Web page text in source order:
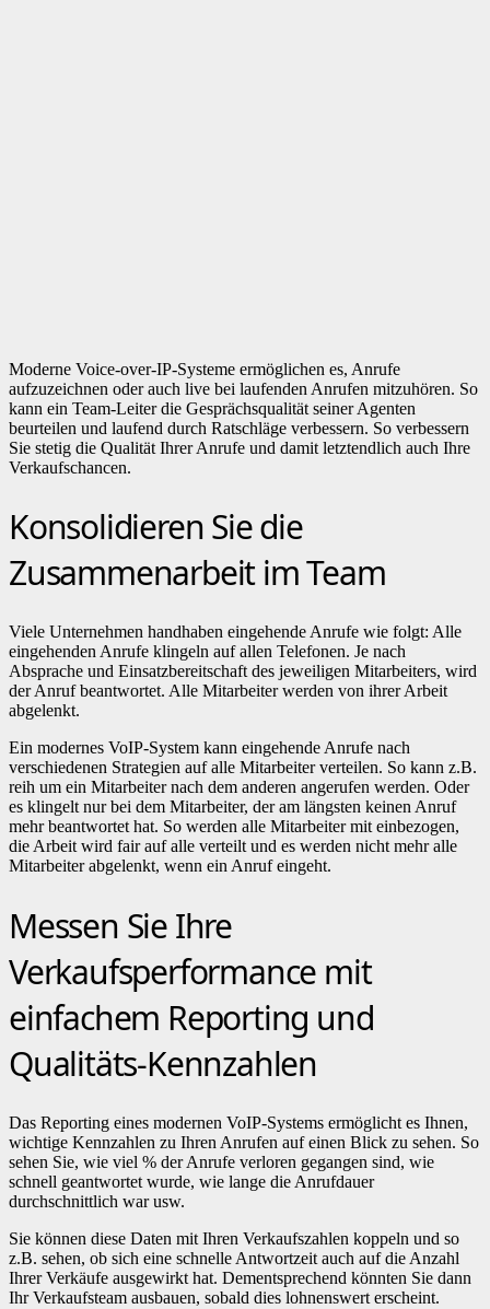
Moderne Voice-over-IP-Systeme ermöglichen es, Anrufe
aufzuzeichnen oder auch live bei laufenden Anrufen mitzuhören. So
kann ein Team-Leiter die Gesprächsqualität seiner Agenten
beurteilen und laufend durch Ratschläge verbessern. So verbessern
Sie stetig die Qualität Ihrer Anrufe und damit letztendlich auch Ihre
Verkaufschancen.
Konsolidieren Sie die
Zusammenarbeit im Team
Viele Unternehmen handhaben eingehende Anrufe wie folgt: Alle
eingehenden Anrufe klingeln auf allen Telefonen. Je nach
Absprache und Einsatzbereitschaft des jeweiligen Mitarbeiters, wird
der Anruf beantwortet. Alle Mitarbeiter werden von ihrer Arbeit
abgelenkt.
Ein modernes VoIP-System kann eingehende Anrufe nach
verschiedenen Strategien auf alle Mitarbeiter verteilen. So kann z.B.
reih um ein Mitarbeiter nach dem anderen angerufen werden. Oder
es klingelt nur bei dem Mitarbeiter, der am längsten keinen Anruf
mehr beantwortet hat. So werden alle Mitarbeiter mit einbezogen,
die Arbeit wird fair auf alle verteilt und es werden nicht mehr alle
Mitarbeiter abgelenkt, wenn ein Anruf eingeht.
Messen Sie Ihre
Verkaufsperformance mit
einfachem Reporting und
Qualitäts-Kennzahlen
Das Reporting eines modernen VoIP-Systems ermöglicht es Ihnen,
wichtige Kennzahlen zu Ihren Anrufen auf einen Blick zu sehen. So
sehen Sie, wie viel % der Anrufe verloren gegangen sind, wie
schnell geantwortet wurde, wie lange die Anrufdauer
durchschnittlich war usw.
Sie können diese Daten mit Ihren Verkaufszahlen koppeln und so
z.B. sehen, ob sich eine schnelle Antwortzeit auch auf die Anzahl
Ihrer Verkäufe ausgewirkt hat. Dementsprechend könnten Sie dann
Ihr Verkaufsteam ausbauen, sobald dies lohnenswert erscheint.